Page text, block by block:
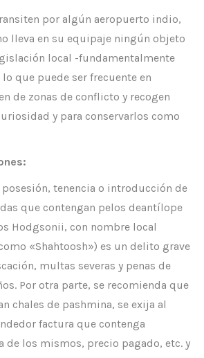
por algún aeropuerto indio,
lleva en su equipaje ningún objeto
local -fundamentalmente
que puede ser frecuente en
de zonas de conflicto y recogen
y para conservarlos como
tenencia o introducción de
que contengan pelos deantílope
Hodgsonii, con nombre local
«Shahtoosh») es un delito grave
multas severas y penas de
Por otra parte, se recomienda que
chales de pashmina, se exija al
factura que contenga
de los mismos, precio pagado, etc. y